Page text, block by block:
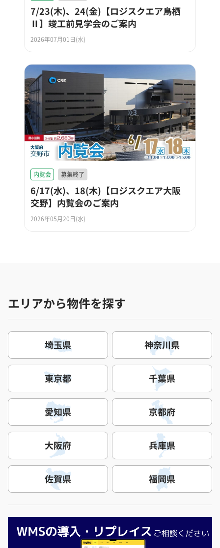
7/23(木)、24(金)【ロジスクエア鳥栖
Ⅱ】竣工前見学会のご案内
2026年07月01日(水)
内覧会 募集終了
6/17(水)、18(木)【ロジスクエア大阪
交野】内覧会のご案内
2026年05月20日(水)
エリアから物件を探す
埼玉県 神奈川県
東京都 千葉県
愛知県 京都府
大阪府 兵庫県
佐賀県 福岡県